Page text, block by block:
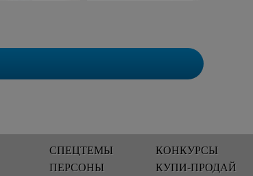
СПЕЦТЕМЫ
ПЕРСОНЫ
КОНКУРСЫ
КУПИ-ПРОДАЙ